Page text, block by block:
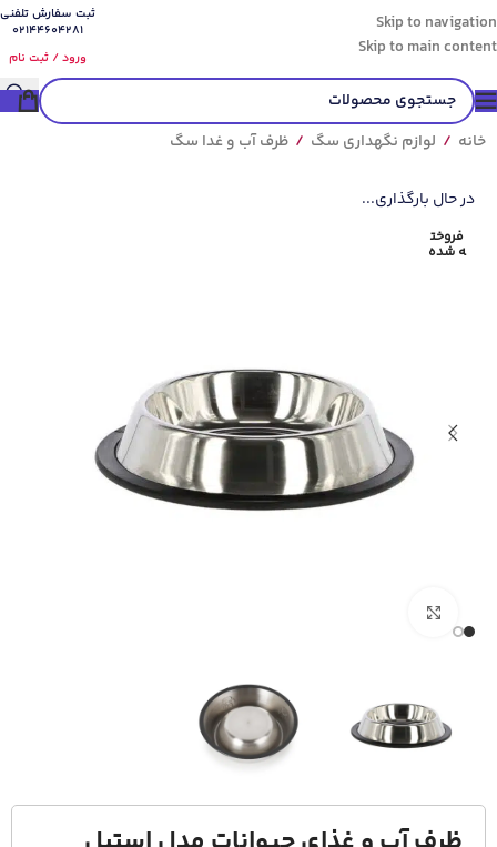
Skip to navigation
Skip to main content
ثبت سفارش تلفنی
02144604281
ورود / ثبت نام
خانه / لوازم نگهداری سگ / ظرف آب و غدا سگ
در حال بارگذاری...
فروخت
ه شده